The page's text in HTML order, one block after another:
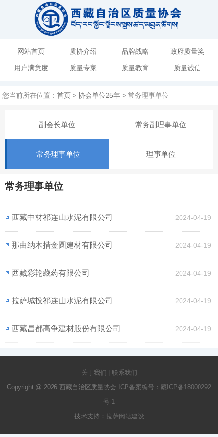
网站首页 质协介绍 品牌战略 政府质量奖
用户满意度 质量专家 质量教育 质量诚信
您当前所在位置： 首页 > 协会单位25年 > 常务理事单位
副会长单位 常务副理事单位
常务理事单位 理事单位
常务理事单位
西藏中材祁连山水泥有限公司 2024-04-19
那曲纳木措金圆建材有限公司 2024-04-19
西藏彩轮藏药有限公司 2024-04-19
拉萨城投祁连山水泥有限公司 2024-04-19
西藏昌都高争建材股份有限公司 2024-04-19
关于我们 | 联系我们
Copyright @ 2026 西藏自治区质量协会 ICP备案编号：藏ICP备18000292
号-1
技术支持： 拉萨网站建设